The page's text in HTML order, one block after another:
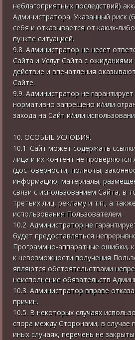
неблагоприятных последствий)
Администратора. Указанный риск
себя и отказывается от каких-
пункте ситуацией.
9.8. Администратор не несет
Сайта и Услуг Сайта с
действие и впечатления
Сайте.
9.9. Администратор не
нормативно запрещено и/или
захода на Сайт и/или
10. ОСОБЫЕ УСЛОВИЯ.
10.1. Сайт может содержать
лица и их контент не
(достоверности, полноты,
информацию, материалы,
связи с использованием Сайта, в
третьих лиц, рекламу и т.п., а
использования Пользователем.
10.2. Администратор не
будет предоставляться
Программно-аппаратные ошибки,
к невозможности получения
являются обстоятельствами
неисполнение обязательств
10.3. Администратор вправе
причин.
10.5. В некоторых случаях
спора между Сторонами, в случае
иных случаях, перечень не